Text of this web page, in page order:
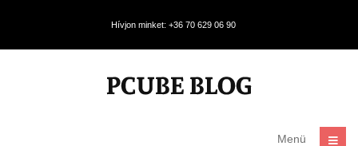
Hívjon minket: +36 70 629 06 90
Menü